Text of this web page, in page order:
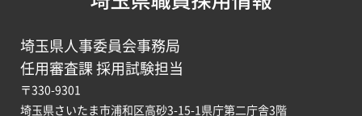
埼玉県人事委員会事務局
任用審査課 採用試験担当
〒330-9301
埼玉県さいたま市浦和区高砂3-15-1県庁第二庁舎3階